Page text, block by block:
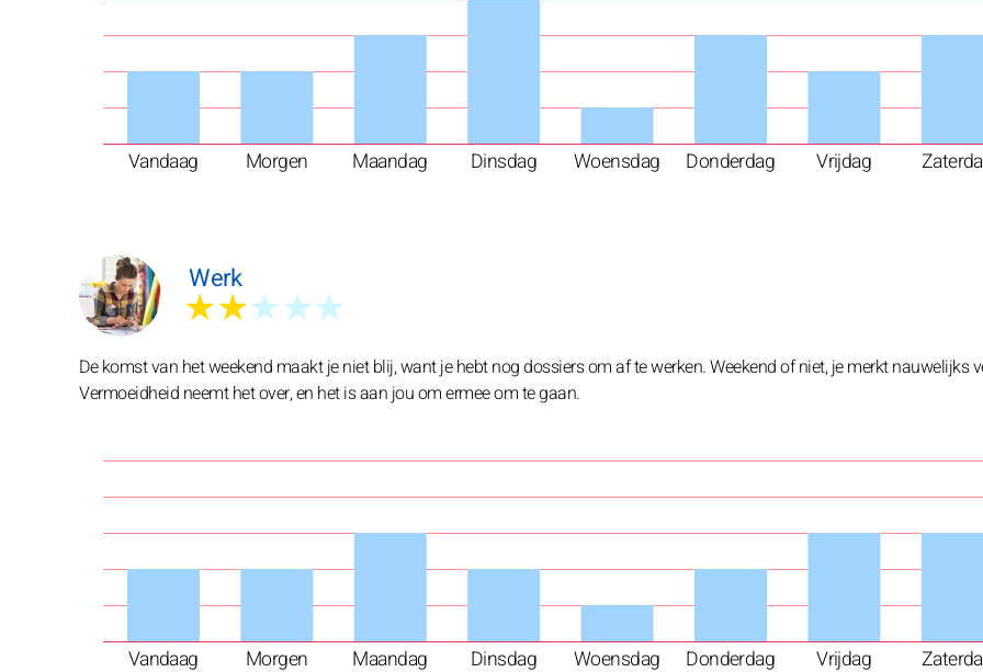
Vandaag Morgen Maandag Dinsdag Woensdag Donderdag Vrijdag
Werk
★★★★★
Vandaag Morgen Maandag Dinsdag Woensdag Donderdag Vrijdag
De komst van het weekend maakt je niet blij, want je hebt nog dossiers om af te werken. Weekend of niet, je merkt nauwelijks
Vermoeidheid neemt het over, en het is aan jou om ermee om te gaan.